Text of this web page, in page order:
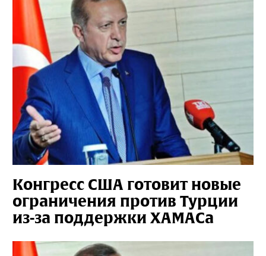
Конгресс США готовит новые
ограничения против Турции
из-за поддержки ХАМАСа